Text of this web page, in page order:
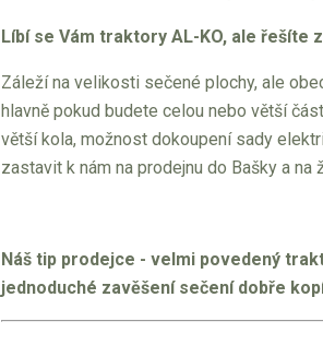
Líbí se Vám traktory AL-KO, ale řešíte
Záleží na velikosti sečené plochy, ale
hlavně pokud budete celou nebo větší
větší kola, možnost dokoupení sady
zastavit k nám na prodejnu do Bašky a
Náš tip prodejce - velmi povedený
jednoduché zavěšení sečení dobře